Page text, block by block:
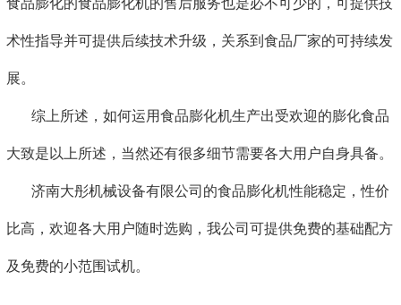
食品膨化的食品膨化机的售后服务也是必不可少的，可提供技
术性指导并可提供后续技术升级，关系到食品厂家的可持续发
展。
综上所述，如何运用食品膨化机生产出受欢迎的膨化食品
大致是以上所述，当然还有很多细节需要各大用户自身具备。
济南大彤机械设备有限公司的食品膨化机性能稳定，性价
比高，欢迎各大用户随时选购，我公司可提供免费的基础配方
及免费的小范围试机。